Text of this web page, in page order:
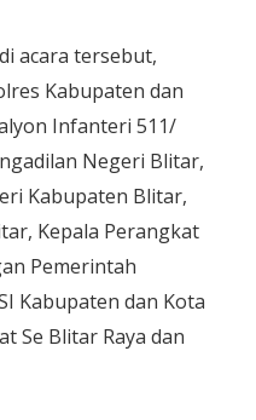
acara tersebut,
Kabupaten dan
Infanteri 511/
Negeri Blitar,
Kabupaten Blitar,
Kepala Perangkat
Pemerintah
Kabupaten dan Kota
Se Blitar Raya dan